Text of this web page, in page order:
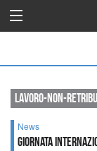
lavoro-non-
News
Giornata